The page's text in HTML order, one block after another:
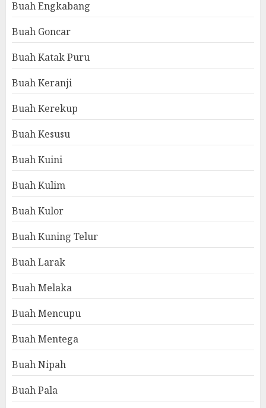
Buah Engkabang
Buah Goncar
Buah Katak Puru
Buah Keranji
Buah Kerekup
Buah Kesusu
Buah Kuini
Buah Kulim
Buah Kulor
Buah Kuning Telur
Buah Larak
Buah Melaka
Buah Mencupu
Buah Mentega
Buah Nipah
Buah Pala